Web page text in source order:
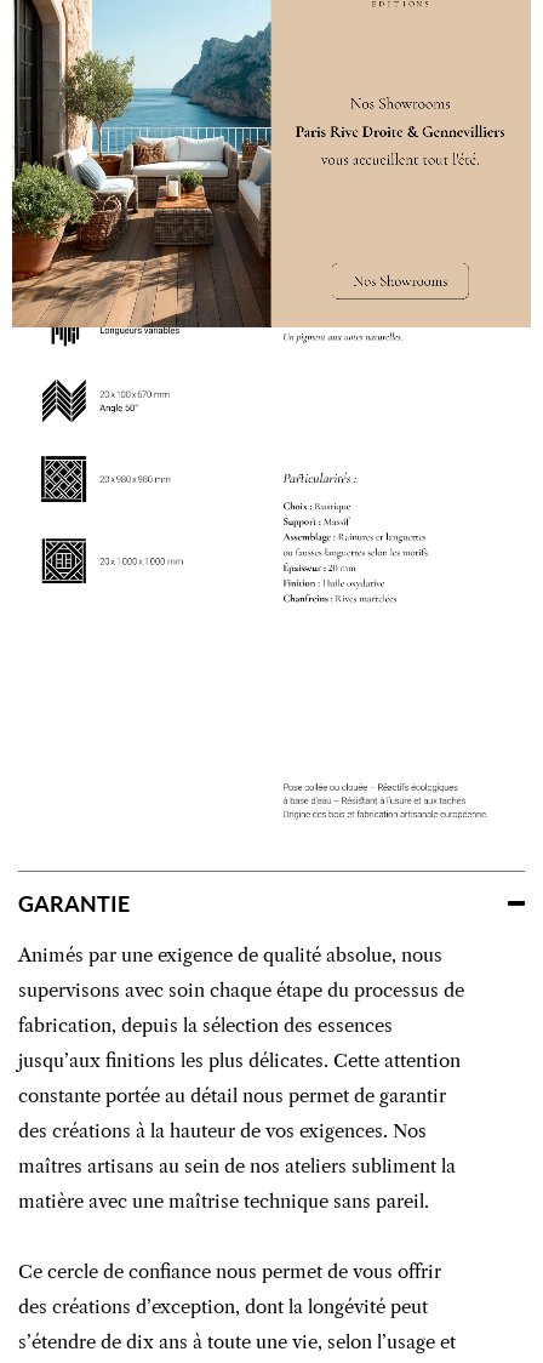
Destination Sol intérieur
Spécificités
DÉCLINAISONS
GARANTIE
Animés par une exigence de qualité absolue, nous
supervisons avec soin chaque étape du processus de
fabrication, depuis la sélection des essences
jusqu’aux finitions les plus délicates. Cette attention
constante portée au détail nous permet de garantir
des créations à la hauteur de vos exigences. Nos
maîtres artisans au sein de nos ateliers subliment la
matière avec une maîtrise technique sans pareil.
Ce cercle de confiance nous permet de vous offrir
des créations d’exception, dont la longévité peut
s’étendre de dix ans à toute une vie, selon l’usage et